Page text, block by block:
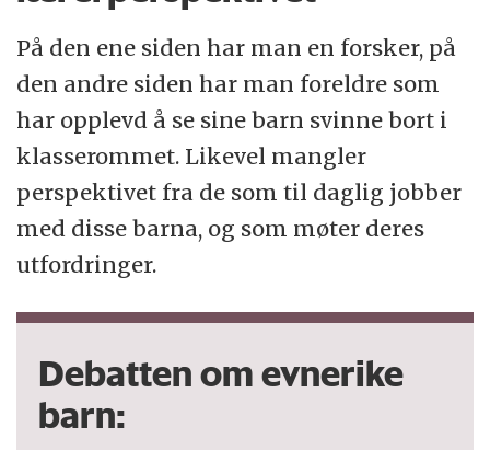
På den ene siden har man en forsker, på
den andre siden har man foreldre som
har opplevd å se sine barn svinne bort i
klasserommet. Likevel mangler
perspektivet fra de som til daglig jobber
med disse barna, og som møter deres
utfordringer.
Debatten om evnerike
barn: